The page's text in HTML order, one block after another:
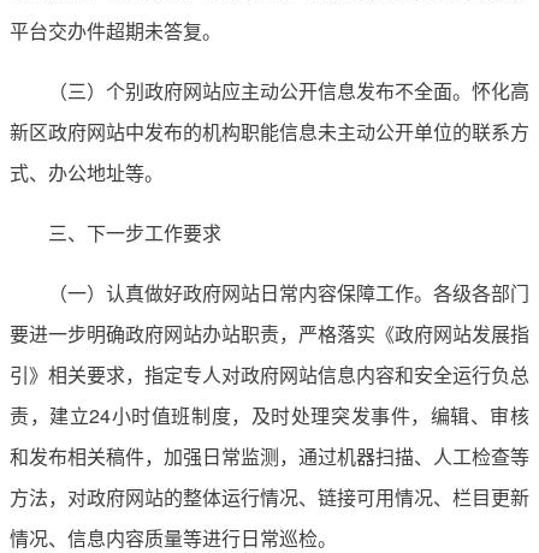
平台交办件超期未答复。
（三）个别政府网站应主动公开信息发布不全面。怀化高
新区政府网站中发布的机构职能信息未主动公开单位的联系方
式、办公地址等。
三、下一步工作要求
（一）认真做好政府网站日常内容保障工作。各级各部门
要进一步明确政府网站办站职责，严格落实《政府网站发展指
引》相关要求，指定专人对政府网站信息内容和安全运行负总
责，建立24小时值班制度，及时处理突发事件，编辑、审核
和发布相关稿件，加强日常监测，通过机器扫描、人工检查等
方法，对政府网站的整体运行情况、链接可用情况、栏目更新
情况、信息内容质量等进行日常巡检。